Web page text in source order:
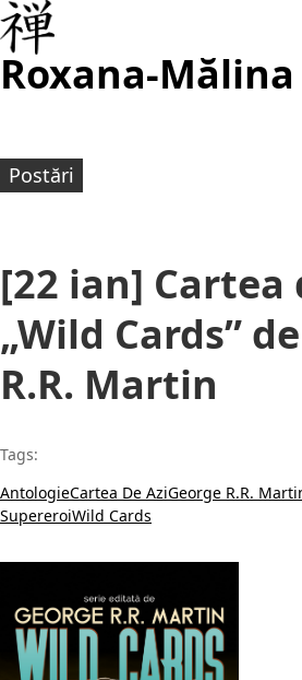
Roxana-
Postări
[22 ian] Cartea
„Wild Cards”
R.R. Martin
Tags:
AntologieCartea De AziGeorge R.R.
SupereroiWild Cards